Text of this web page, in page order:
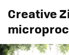
Creative